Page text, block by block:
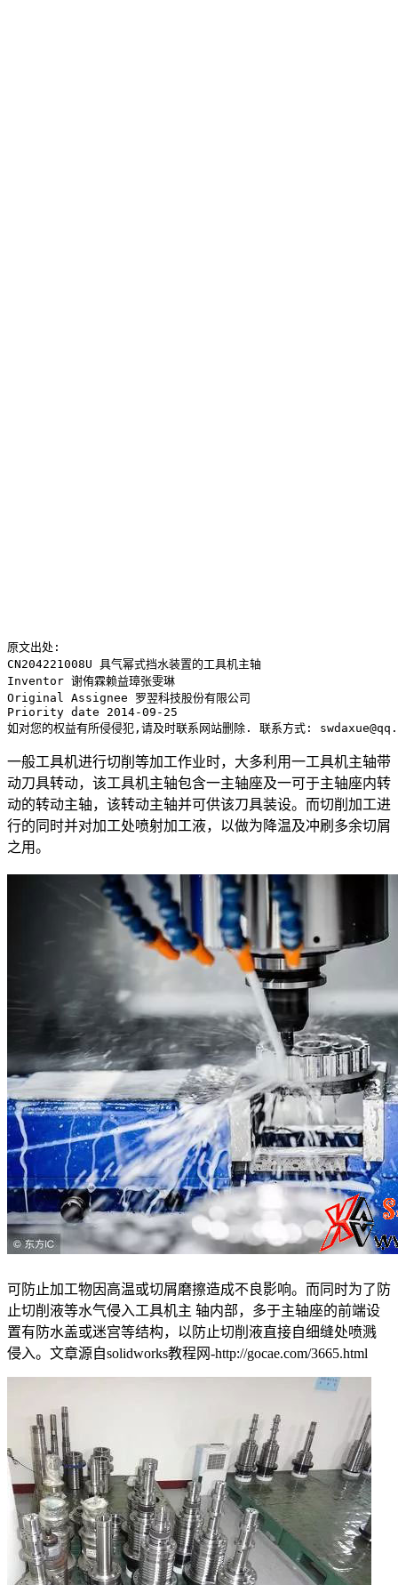
原文出处:
CN204221008U 具气幂式挡水装置的工具机主轴
Inventor 谢侑霖赖益璋张雯琳
Original Assignee 罗翌科技股份有限公司
Priority date 2014-09-25
如对您的权益有所侵侵犯,请及时联系网站删除. 联系方式:
一般工具机进行切削等加工作业时，大多利用一工具机主轴带
动刀具转动，该工具机主轴包含一主轴座及一可于主轴座内转
动的转动主轴，该转动主轴并可供该刀具装设。而切削加工进
行的同时并对加工处喷射加工液，以做为降温及冲刷多余切屑
之用。
可防止加工物因高温或切屑磨擦造成不良影响。而同时为了防
止切削液等水气侵入工具机主 轴内部，多于主轴座的前端设
置有防水盖或迷宫等结构，以防止切削液直接自细缝处喷溅
侵入。 文章源自solidworks教程网-http://gocae.com/3665.html